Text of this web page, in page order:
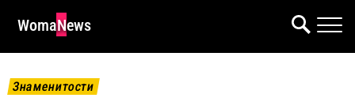
WomaNews
Знаменитости